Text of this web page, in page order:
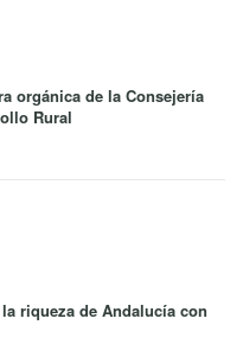
orgánica de la Consejería
Rural
riqueza de Andalucía con